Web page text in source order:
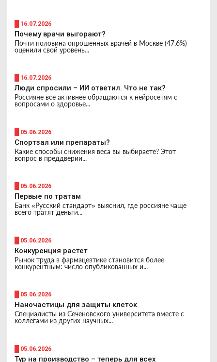
█ 16.07.2026
Почему врачи выгорают?
Почти половина опрошенных врачей в Москве (47,6%)
оценили свой уровень...
█ 16.07.2026
Люди спросили – ИИ ответил. Что не так?
Россияне все активнее обращаются к нейросетям с
вопросами о здоровье...
█ 05.06.2026
Спортзал или препараты?
Какие способы снижения веса вы выбираете? Этот
вопрос в преддверии...
█ 05.06.2026
Первые по тратам
Банк «Русский стандарт» выяснил, где россияне чаще
всего тратят деньги...
█ 05.06.2026
Конкуренция растет
Рынок труда в фармацевтике становится более
конкурентным: число опубликованных и...
█ 05.06.2026
Наночастицы для защиты клеток
Специалисты из Сеченовского университета вместе с
коллегами из других научных...
█ 05.06.2026
Тур на производство – теперь для всех